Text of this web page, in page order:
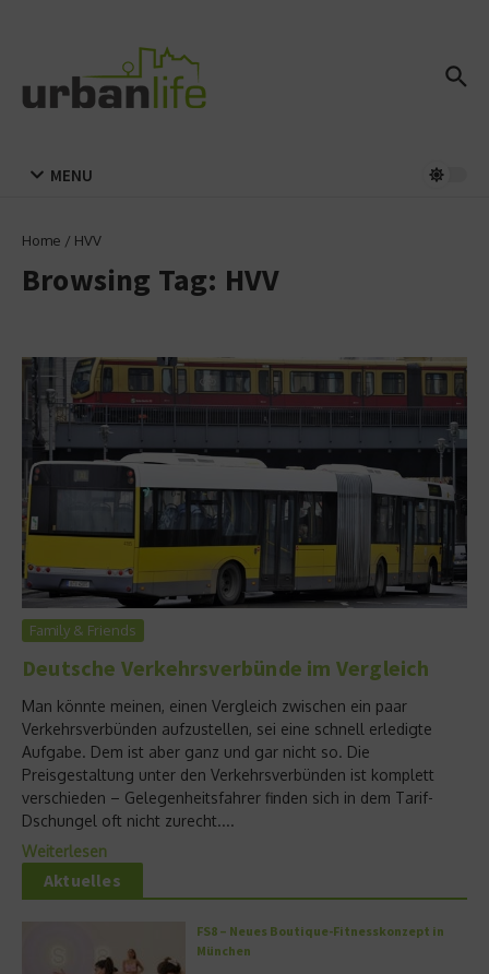
MENU
Home / HVV
Browsing Tag: HVV
Family & Friends
Deutsche Verkehrsverbünde im Vergleich
Man könnte meinen, einen Vergleich zwischen ein paar
Verkehrsverbünden aufzustellen, sei eine schnell erledigte
Aufgabe. Dem ist aber ganz und gar nicht so. Die
Preisgestaltung unter den Verkehrsverbünden ist komplett
verschieden – Gelegenheitsfahrer finden sich in dem Tarif-
Dschungel oft nicht zurecht....
Weiterlesen
Aktuelles
FS8 – Neues Boutique-Fitnesskonzept in
München